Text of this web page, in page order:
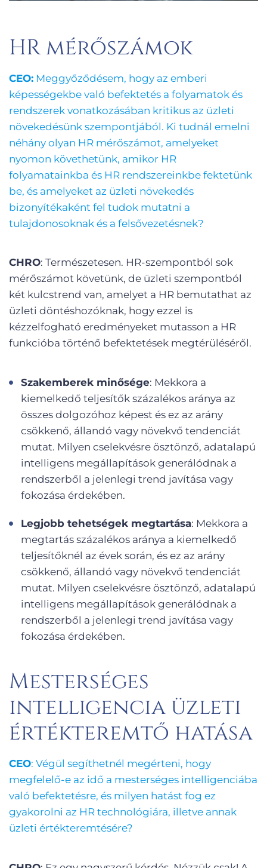
HR mérőszámok
CEO: Meggyőződésem, hogy az emberi
képességekbe való befektetés a folyamatok és
rendszerek vonatkozásában kritikus az üzleti
növekedésünk szempontjából. Ki tudnál emelni
néhány olyan HR mérőszámot, amelyeket
nyomon követhetünk, amikor HR
folyamatainkba és HR rendszereinkbe fektetünk
be, és amelyeket az üzleti növekedés
bizonyítékaként fel tudok mutatni a
tulajdonosoknak és a felsővezetésnek?
CHRO: Természetesen. HR-szempontból sok
mérőszámot követünk, de üzleti szempontból
két kulcstrend van, amelyet a HR bemutathat az
üzleti döntéshozóknak, hogy ezzel is
kézzelfogható eredményeket mutasson a HR
funkcióba történő befektetések megtérüléséről.
Szakemberek minősége: Mekkora a
kiemelkedő teljesítők százalékos aránya az
összes dolgozóhoz képest és ez az arány
csökkenő, állandó vagy növekvő tendenciát
mutat. Milyen cselekvésre ösztönző, adatalapú
intelligens megállapítások generálódnak a
rendszerből a jelenlegi trend javítása vagy
fokozása érdekében.
Legjobb tehetségek megtartása: Mekkora a
megtartás százalékos aránya a kiemelkedő
teljesítőknél az évek során, és ez az arány
csökkenő, állandó vagy növekvő tendenciát
mutat. Milyen cselekvésre ösztönző, adatalapú
intelligens megállapítások generálódnak a
rendszerből a jelenlegi trend javítása vagy
fokozása érdekében.
Mesterséges
intelligencia üzleti
értékteremtő hatása
CEO: Végül segíthetnél megérteni, hogy
megfelelő-e az idő a mesterséges intelligenciába
való befektetésre, és milyen hatást fog ez
gyakorolni az HR technológiára, illetve annak
üzleti értékteremtésére?